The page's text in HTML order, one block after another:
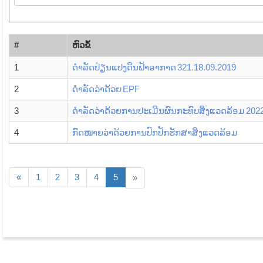
# ​ຫົວ​ຂໍ້
1 ດຳລັດປ່ຽນແປງດິນຟ້າອາກາດ 321.18.09.2019
2 ດໍາລັດວ່າດ້ວຍ EPF
3 ດຳລັດວ່າດ້ວຍການປະເມີນຜົນກະທົບສິ່ງແວດລ້ອມ
4 ກົດໝາຍວ່າດ້ວຍການປົກປັກຮັກສາສິ່ງແວດລ້ອມ
« 1 2 3 4 5 »